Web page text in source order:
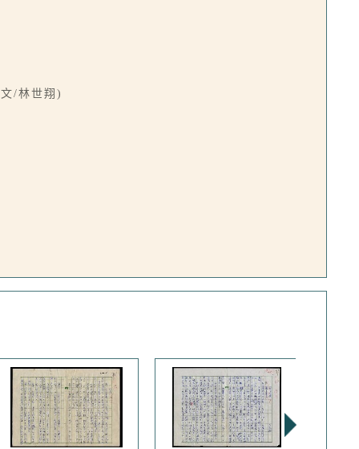
/林世翔)